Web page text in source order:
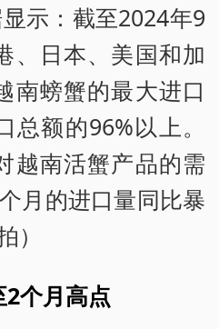
示：截至2024年9
、日本、美国和加
南螃蟹的最大进口
额的96%以上。
越南活蟹产品的需
月的进口量同比暴
）
个月高点